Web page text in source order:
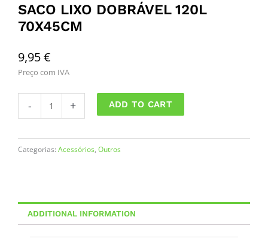
SACO LIXO DOBRÁVEL 120L
70X45CM
9,95€
Preço com IVA
-
LIXO
120L
70X45CM
+ ADD TO CART
Categorias: Acessórios, Outros
ADDITIONAL INFORMATION